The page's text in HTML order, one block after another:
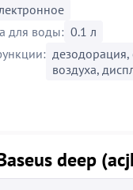
для воды: 0.1 л
дезодорация,
воздуха,
deep